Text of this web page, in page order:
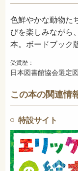
発売日
色鮮やかな動物た
びを楽しみながら
本。ボードブック
受賞歴：
日本図書館協会選定
この本の関連情
特設サイト